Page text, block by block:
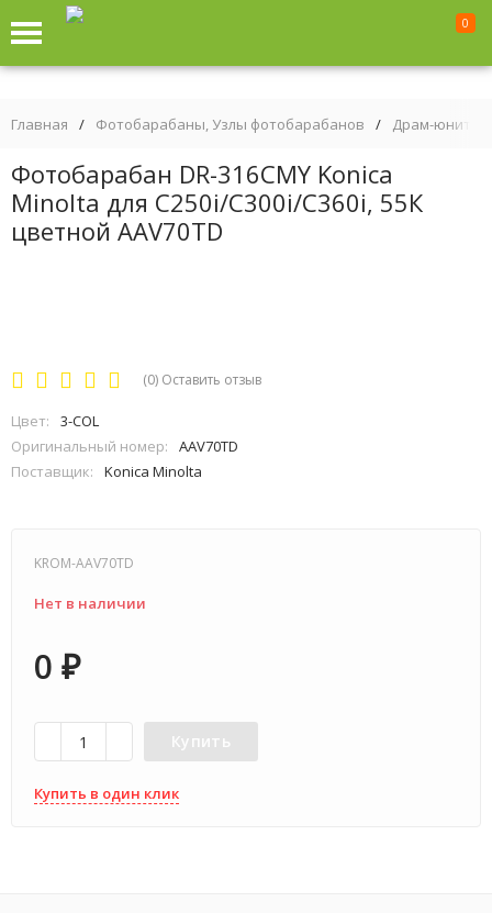
0
Главная / Фотобарабаны, Узлы фотобарабанов / Драм-юниты
Фотобарабан DR-316CMY Konica
Minolta для C250i/C300i/C360i, 55К
цветной AAV70TD
(0) Оставить отзыв
Цвет:
3-COL
Оригинальный номер:
AAV70TD
Поставщик:
Konica Minolta
KROM-AAV70TD
Нет в наличии
0 ₽
Купить
Купить в один клик